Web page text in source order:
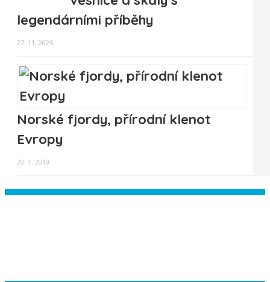
legendárními příběhy
27. 11. 2025
Norské fjordy, přírodní klenot
Evropy
20. 1. 2019